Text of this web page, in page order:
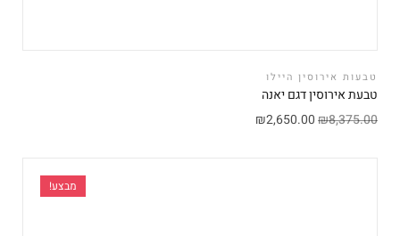
טבעות אירוסין היילו
טבעת אירוסין דגם יאנה
₪8,375.00
₪2,650.00
מבצע!